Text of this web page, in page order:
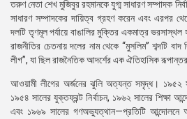
তরুণ নেতা শেখ মুজিবুর রহমানকে যুগ্ম সাধারণ সম্পাদক
সাধারণ সম্পাদকের দায়িত্ব গ্রহণ করেন এবং এরপর
দলটি তৃণমূল পর্যায়ে বাঙালির মুক্তির একমাত্র
রাজনীতির চেতনায় দলের নাম থেকে “মুসলিম” শব্দটি
লীগ”, যা ছিল রাজনৈতিক আদর্শের এক ঐতিহাসিক
​আওয়ামী লীগের অর্জনের ঝুলি অত্যন্ত সমৃদ্ধ। ১৯৫২
১৯৫৪ সালের যুক্তফ্রন্ট নির্বাচন, ১৯৬২ সালের শিক্ষা
এবং ১৯৬৯ সালের গণঅভ্যুত্থান—প্রতিটি আন্দোলনে